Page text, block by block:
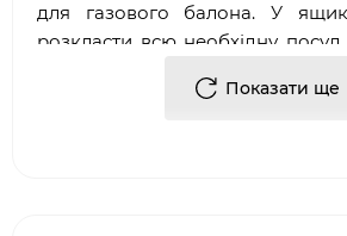
для газового балона. У
розкласти всю необхідну посуд
нержавіючої сталі, щоПоказати ще